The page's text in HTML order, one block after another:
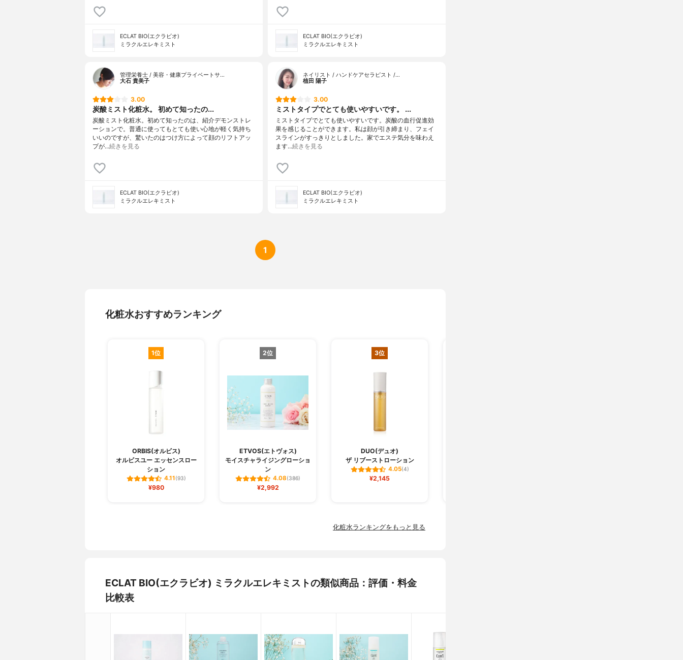
ECLAT BIO(エクラビオ)
ミラクルエレキミスト
ECLAT BIO(エクラビオ)
ミラクルエレキミスト
管理栄養士 / 美容・健康プライベートサ…
大石 貴美子
3.00
炭酸ミスト化粧水。 初めて知ったの...
炭酸ミスト化粧水。初めて知ったのは、紹介デモンストレ
ーションで。普通に使ってもとても使い心地が軽く気持ち
いいのですが、驚いたのはつけ方によって顔のリフトアッ
プが…続きを見る
ECLAT BIO(エクラビオ)
ミラクルエレキミスト
ネイリスト / ハンドケアセラピスト /…
植田 陽子
3.00
ミストタイプでとても使いやすいです。 ...
ミストタイプでとても使いやすいです。炭酸の血行促進効
果を感じることができます。私は顔が引き締まり、フェイ
スラインがすっきりとしました。家でエステ気分を味わえ
ます…続きを見る
ECLAT BIO(エクラビオ)
ミラクルエレキミスト
1
化粧水おすすめランキング
1位
ORBIS(オルビス)
オルビスユー エッセンスロー
ション
4.11(93)
¥980
2位
ETVOS(エトヴォス)
モイスチャライジングローショ
ン
4.08(386)
¥2,992
3位
DUO(デュオ)
ザ リブーストローション
4.05(4)
¥2,145
化粧水ランキングをもっと見る
ECLAT BIO(エクラビオ) ミラクルエレキミストの類似商品：評価・料金
比較表